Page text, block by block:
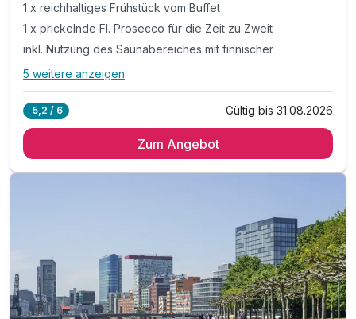
1 x reichhaltiges Frühstück vom Buffet
1 x prickelnde Fl. Prosecco für die Zeit zu Zweit
inkl. Nutzung des Saunabereiches mit finnischer
Alle Inklusivleistungen
1 x reichhaltiges Frühstück vom Buffet
inkl. 1 Flasche Mineralwasser auf dem Zimmer
inkl. Parkplatz
inkl. W-LAN
5 weitere anzeigen
5,2 / 6 Gültig bis 31.08.2026
Zum Angebot